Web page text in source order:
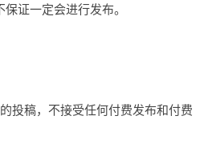
保证一定会进行发布。
投稿，不接受任何付费发布和付费